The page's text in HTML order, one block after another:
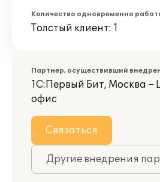
Количество одновременно
Толстый клиент: 1
Партнер, осуществивший
1С:Первый Бит, Москва –
офис
Связаться
Другие внедрения